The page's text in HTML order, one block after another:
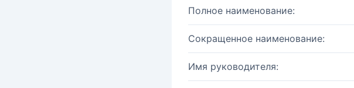
Полное наименование:
Сокращенное наименование:
Имя руководителя: